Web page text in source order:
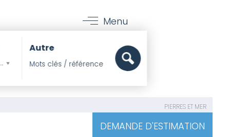
Menu
Pieds dans l'eau
Autre
PIERRES ET MER
DEMANDE D'ESTIMATION